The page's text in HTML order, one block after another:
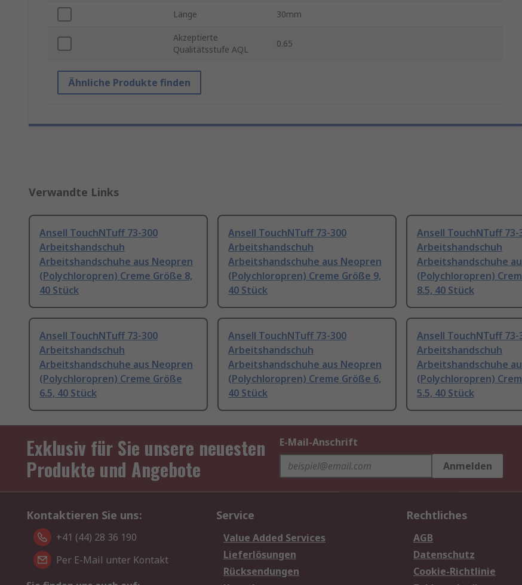
Länge 30mm
Akzeptierte
Qualitätsstufe AQL
0.65
Ähnliche Produkte finden
Verwandte Links
Ansell TouchNTuff 73-300
Arbeitshandschuh
Arbeitshandschuhe aus Neopren
(Polychloropren) Creme Größe 8,
40 Stück
Ansell TouchNTuff 73-300
Arbeitshandschuh
Arbeitshandschuhe aus Neopren
(Polychloropren) Creme Größe 9,
40 Stück
Ansell TouchNTuff 73-
Arbeitshandschuh
Arbeitshandschuhe
(Polychloropren)
8.5, 40 Stück
Ansell TouchNTuff 73-300
Arbeitshandschuh
Arbeitshandschuhe aus Neopren
(Polychloropren) Creme Größe
6.5, 40 Stück
Ansell TouchNTuff 73-300
Arbeitshandschuh
Arbeitshandschuhe aus Neopren
(Polychloropren) Creme Größe 6,
40 Stück
Ansell TouchNTuff 73-
Arbeitshandschuh
Arbeitshandschuhe
(Polychloropren)
5.5, 40 Stück
Exklusiv für Sie unsere neuesten
Produkte und Angebote
E-Mail-Anschrift
Anmelden
Kontaktieren Sie uns:
+41 (44) 28 36 190
Per E-Mail unter Kontakt
Service
Value Added Services
Lieferlösungen
Rücksendungen
Rechtliches
AGB
Datenschutz
Cookie-Richtlinie